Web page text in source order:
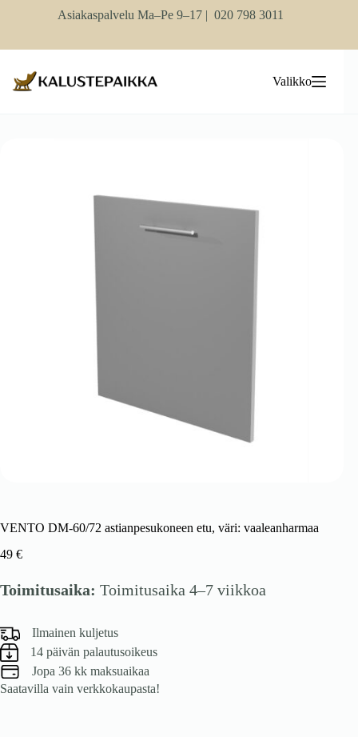
Asiakaspalvelu Ma–Pe 9–17 | 020 798 3011
Valikko
VENTO DM-60/72 astianpesukoneen etu, väri: vaaleanharmaa
49 €
Toimitusaika: Toimitusaika 4–7 viikkoa
Ilmainen kuljetus
14 päivän palautusoikeus
Jopa 36 kk maksuaikaa
Saatavilla vain verkkokaupasta!